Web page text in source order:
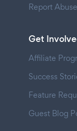
Report Abuse
Get
Affiliate
Success
Feature
Guest Blog